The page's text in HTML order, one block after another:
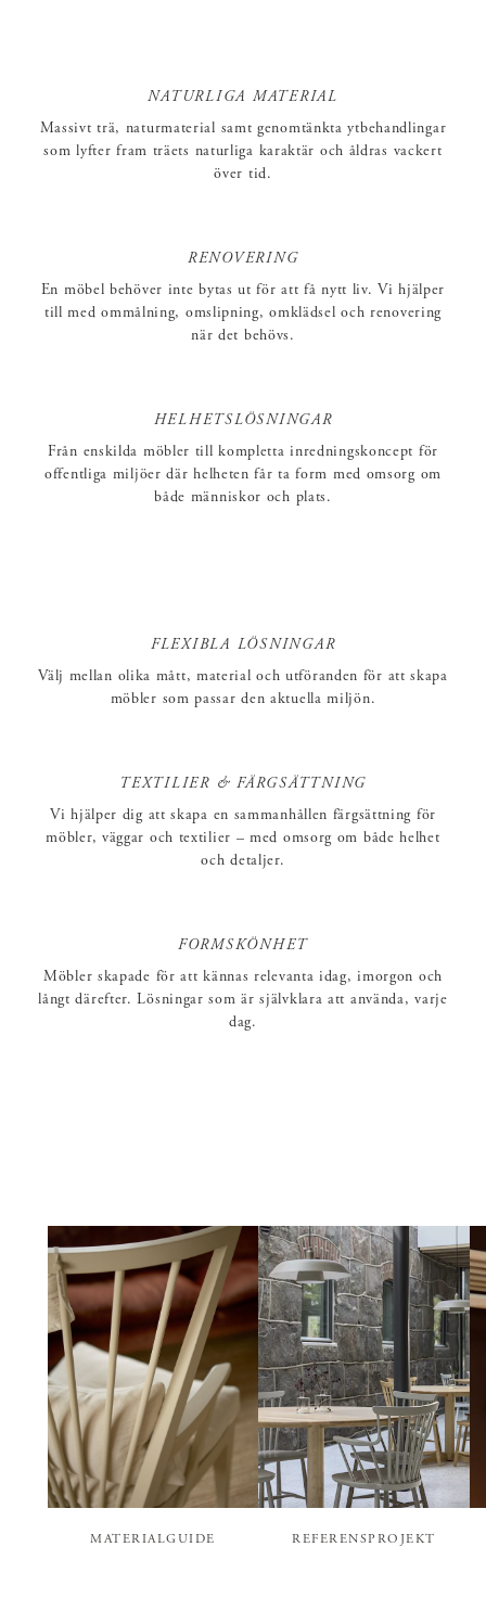
NATURLIGA MATERIAL
Massivt trä, naturmaterial samt genomtänkta ytbehandlingar
som lyfter fram träets naturliga karaktär och åldras vackert
över tid.
RENOVERING
En möbel behöver inte bytas ut för att få nytt liv. Vi hjälper
till med ommålning, omslipning, omklädsel och renovering
när det behövs.
HELHETSLÖSNINGAR
Från enskilda möbler till kompletta inredningskoncept för
offentliga miljöer där helheten får ta form med omsorg om
både människor och plats.
FLEXIBLA LÖSNINGAR
Välj mellan olika mått, material och utföranden för att skapa
möbler som passar den aktuella miljön.
TEXTILIER & FÄRGSÄTTNING
Vi hjälper dig att skapa en sammanhållen färgsättning för
möbler, väggar och textilier – med omsorg om både helhet
och detaljer.
FORMSKÖNHET
Möbler skapade för att kännas relevanta idag, imorgon och
långt därefter. Lösningar som är självklara att använda, varje
dag.
MATERIALGUIDE REFERENSPROJEKT